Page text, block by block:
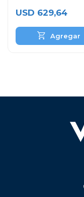
USD 629,64